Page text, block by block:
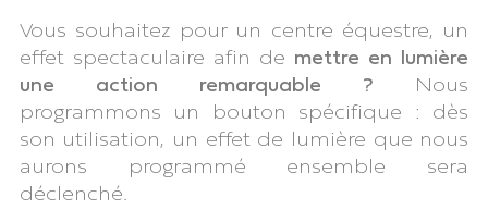
Vous souhaitez pour un centre équestre, un
effet spectaculaire afin de mettre en lumière
une action remarquable ? Nous
programmons un bouton spécifique : dès
son utilisation, un effet de lumière que nous
aurons programmé ensemble sera
déclenché.